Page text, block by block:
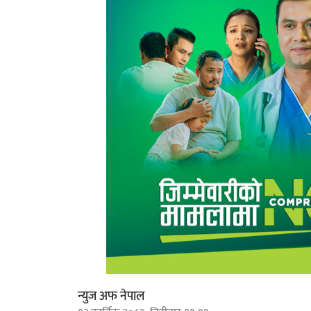
न्युज अफ नेपाल